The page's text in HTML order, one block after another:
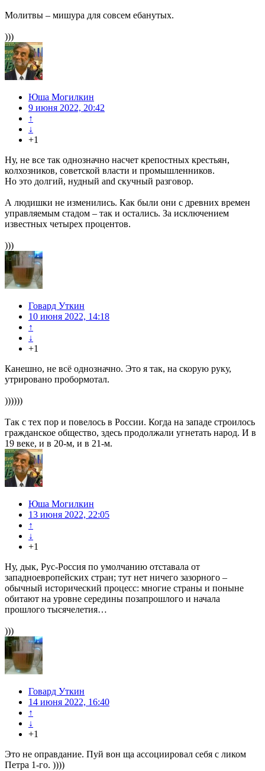
Молитвы – мишура для совсем ебанутых.
)))
Юша Могилкин
9 июня 2022, 20:42
↑
↓
+1
Ну, не все так однозначно насчет крепостных крестьян,
колхозников, советской власти и промышленников.
Но это долгий, нудный and скучный разговор.
А людишки не изменились. Как были они с древних времен
управляемым стадом – так и остались. За исключением
известных четырех процентов.
)))
Говард Уткин
10 июня 2022, 14:18
↑
↓
+1
Канешно, не всё однозначно. Это я так, на скорую руку,
утрировано пробормотал.
))))))
Так с тех пор и повелось в России. Когда на западе строилось
гражданское общество, здесь продолжали угнетать народ. И в
19 веке, и в 20-м, и в 21-м.
Юша Могилкин
13 июня 2022, 22:05
↑
↓
+1
Ну, дык, Рус-Россия по умолчанию отставала от
западноевропейских стран; тут нет ничего зазорного –
обычный исторический процесс: многие страны и поныне
обитают на уровне середины позапрошлого и начала
прошлого тысячелетия…
)))
Говард Уткин
14 июня 2022, 16:40
↑
↓
+1
Это не оправдание. Пуй вон ща ассоциировал себя с ликом
Петра 1-го. ))))